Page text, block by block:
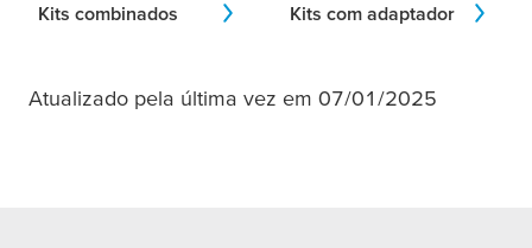
Kits combinados Kits com adaptador
Atualizado pela última vez em 07/01/2025